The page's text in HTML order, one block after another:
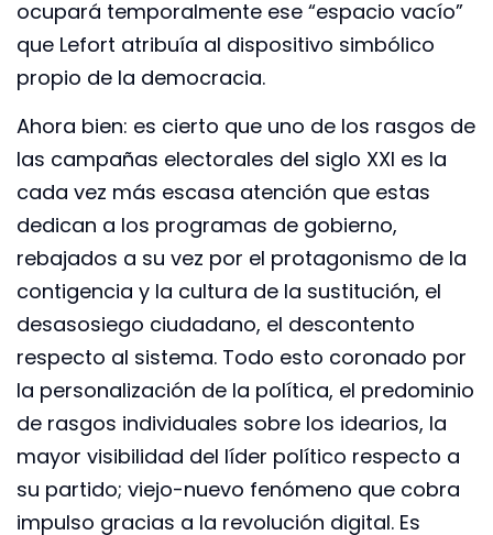
ocupará temporalmente ese “espacio vacío”
que Lefort atribuía al dispositivo simbólico
propio de la democracia.
Ahora bien: es cierto que uno de los rasgos de
las campañas electorales del siglo XXI es la
cada vez más escasa atención que estas
dedican a los programas de gobierno,
rebajados a su vez por el protagonismo de la
contigencia y la cultura de la sustitución, el
desasosiego ciudadano, el descontento
respecto al sistema. Todo esto coronado por
la personalización de la política, el predominio
de rasgos individuales sobre los idearios, la
mayor visibilidad del líder político respecto a
su partido; viejo-nuevo fenómeno que cobra
impulso gracias a la revolución digital. Es